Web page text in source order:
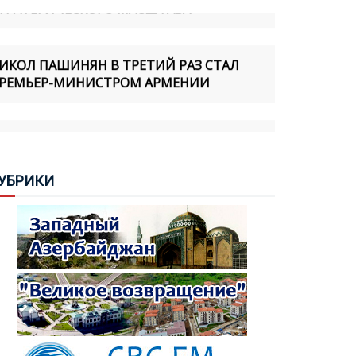
МИНИСТРОМ АРМЕНИИ
СУДЕБНОЕ ЗАСЕДАНИЕ ПО ДЕЛУ
КАТОЛИКОСА ВСЕХ АРМЯН
II СОСТОИТСЯ 7 АВГУСТА
РЕШЕНИЕ ОТНОСИТЕЛЬНО
ПОСЛАННИКА ЕЩЕ НЕ
РИКИ